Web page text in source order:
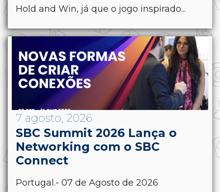
Hold and Win, já que o jogo inspirado...
7 agosto, 2026
SBC Summit 2026 Lança o
Networking com o SBC
Connect
Portugal.- 07 de Agosto de 2026